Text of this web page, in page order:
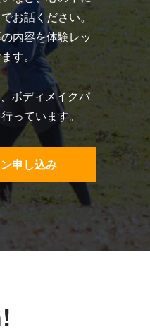
お話ください。
内容を体験レッ
す。
ボディメイクパ
っています。
申し込み